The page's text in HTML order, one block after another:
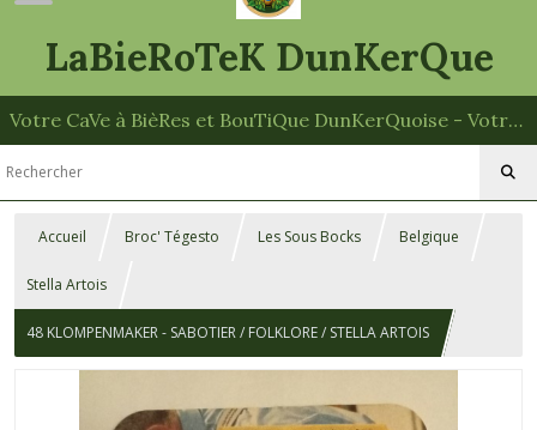
LaBieRoTeK DunKerQue
Votre CaVe à BièRes et BouTiQue DunKerQuoise - Votre Spécialiste des Paniers Garnis
Accueil Broc' Tégesto Les Sous Bocks Belgique
Stella Artois
48 KLOMPENMAKER - SABOTIER / FOLKLORE / STELLA ARTOIS